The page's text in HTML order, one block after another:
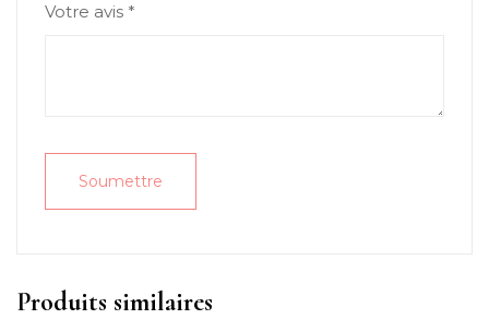
Votre avis *
Produits similaires